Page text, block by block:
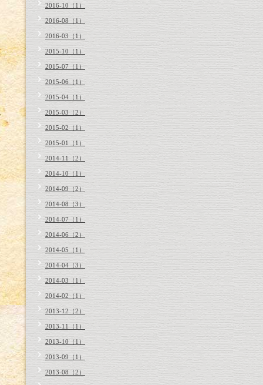
2016-10（1）
2016-08（1）
2016-03（1）
2015-10（1）
2015-07（1）
2015-06（1）
2015-04（1）
2015-03（2）
2015-02（1）
2015-01（1）
2014-11（2）
2014-10（1）
2014-09（2）
2014-08（3）
2014-07（1）
2014-06（2）
2014-05（1）
2014-04（3）
2014-03（1）
2014-02（1）
2013-12（2）
2013-11（1）
2013-10（1）
2013-09（1）
2013-08（2）